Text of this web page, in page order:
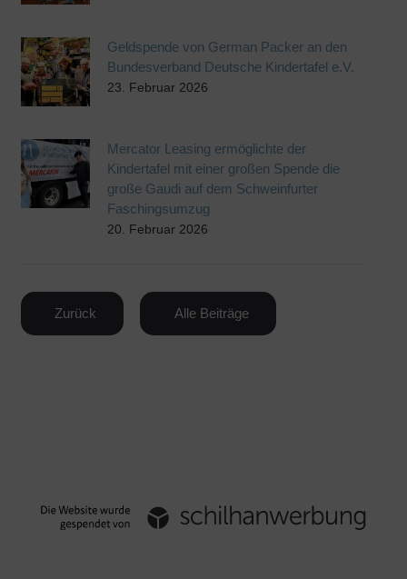
Geldspende von German Packer an den
Bundesverband Deutsche Kindertafel e.V.
23. Februar 2026
Mercator Leasing ermöglichte der
Kindertafel mit einer großen Spende die
große Gaudi auf dem Schweinfurter
Faschingsumzug
20. Februar 2026
Zurück Alle Beiträge